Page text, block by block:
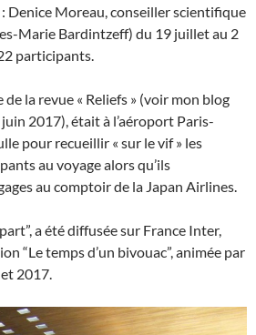
Denice Moreau, conseiller scientifique
Marie Bardintzeff) du 19 juillet au 2
participants.
la revue « Reliefs » (voir mon blog
2017), était à l’aéroport Paris-
pour recueillir « sur le vif » les
au voyage alors qu’ils
au comptoir de la Japan Airlines.
a été diffusée sur France Inter,
“Le temps d’un bivouac”, animée par
2017.